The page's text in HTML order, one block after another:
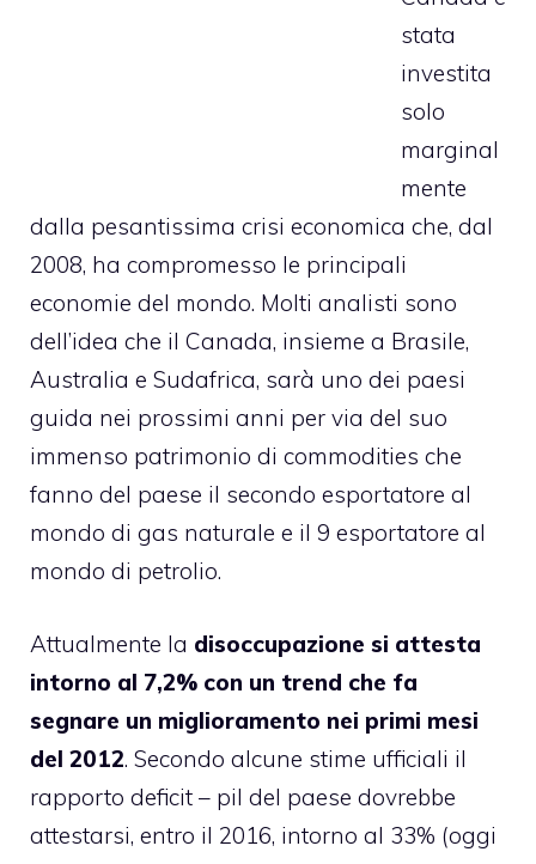
stata
investita
solo
marginal
mente
dalla pesantissima crisi economica che, dal
2008, ha compromesso le principali
economie del mondo. Molti analisti sono
dell’idea che il Canada, insieme a Brasile,
Australia e Sudafrica, sarà uno dei paesi
guida nei prossimi anni per via del suo
immenso patrimonio di commodities che
fanno del paese il secondo esportatore al
mondo di gas naturale e il 9 esportatore al
mondo di petrolio.
Attualmente la disoccupazione si attesta
intorno al 7,2% con un trend che fa
segnare un miglioramento nei primi mesi
del 2012. Secondo alcune stime ufficiali il
rapporto deficit – pil del paese dovrebbe
attestarsi, entro il 2016, intorno al 33% (oggi